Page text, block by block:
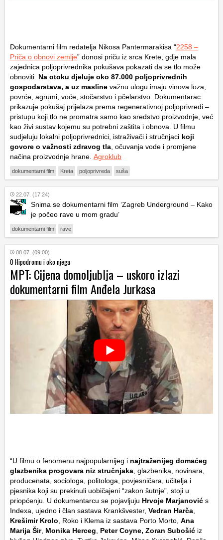
Dokumentarni film redatelja Nikosa Pantermarakisa “2258 –
Priča o obnovi zemlje” donosi priču iz srca Krete, gdje mala
zajednica poljoprivrednika pokušava pokazati da se tlo može
obnoviti. Na otoku djeluje oko 87.000 poljoprivrednih
gospodarstava, a uz masline važnu ulogu imaju vinova loza,
povrće, agrumi, voće, stočarstvo i pčelarstvo. Dokumentarac
prikazuje pokušaj prijelaza prema regenerativnoj poljoprivredi –
pristupu koji tlo ne promatra samo kao sredstvo proizvodnje, već
kao živi sustav kojemu su potrebni zaštita i obnova. U filmu
sudjeluju lokalni poljoprivrednici, istraživači i stručnjaci koji
govore o važnosti zdravog tla , očuvanja vode i promjene
načina proizvodnje hrane. Agroklub
dokumentarni film Kreta poljoprivreda suša
22.07. (17:24)
Snima se dokumentarni film ‘Zagreb Underground – Kako
je počeo rave u mom gradu’
dokumentarni film rave
08.07. (09:00)
O Hipodromu i oko njega
MPT: Cijena domoljublja – uskoro izlazi
dokumentarni film Anđela Jurkasa
“U filmu o fenomenu najpopularnijeg i najtraženijeg domaćeg
glazbenika progovara niz stručnjaka , glazbenika, novinara,
producenata, sociologa, politologa, povjesničara, učitelja i
pjesnika koji su prekinuli uobičajeni “zakon šutnje”, stoji u
priopćenju. U dokumentarcu se pojavljuju Hrvoje Marjanović s
Indexa, ujedno i član sastava Krankšvester, Vedran Harča
Krešimir Krolo , Roko i Klema iz sastava Porto Morto, Ana
Marija Šir, Monika Herceg Peter Coyne, Zoran Subošić iz